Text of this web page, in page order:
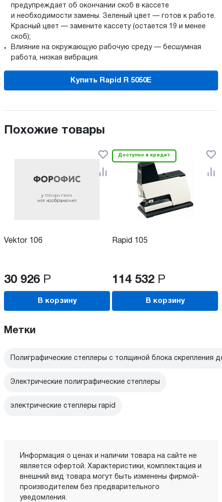
предупреждает об окончании скоб в кассете
и необходимости замены. Зеленый цвет — готов к работе.
Красный цвет — замените кассету (остается 19 и менее
скоб);
Влияние на окружающую рабочую среду — бесшумная
работа, низкая вибрация.
Купить Rapid R 5050E
Похожие товары
Vektor 106
30 926 Р
В корзину
Доступно в кредит
Rapid 105
114 532 Р
В корзину
Метки
Полиграфические степлеры с толщиной блока скрепления
Электрические полиграфические степлеры
электрические степлеры rapid
Информация о ценах и наличии товара на сайте не
является офертой. Характеристики, комплектация и
внешний вид товара могут быть изменены фирмой-
производителем без предварительного
уведомления.